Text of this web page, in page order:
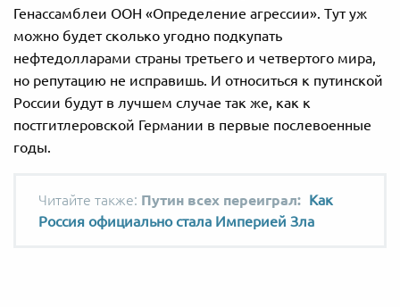
Генассамблеи ООН «Определение агрессии». Тут уж
можно будет сколько угодно подкупать
нефтедолларами страны третьего и четвертого мира,
но репутацию не исправишь. И относиться к путинской
России будут в лучшем случае так же, как к
постгитлеровской Германии в первые послевоенные
годы.
Путин всех переиграл: Как
Россия официально стала Империей Зла